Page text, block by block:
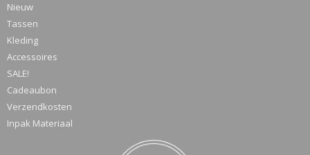
Nieuw
Tassen
Kleding
Accessoires
SALE!
Cadeaubon
Verzendkosten
Inpak Materiaal